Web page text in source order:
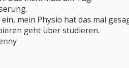
mein Physio hat das mal
geht über studieren.